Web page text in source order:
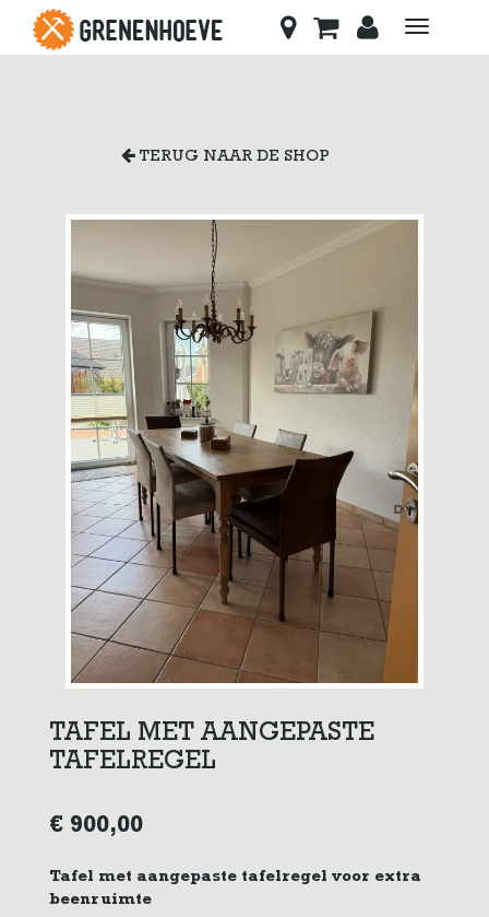
Toggle
TERUG NAAR DE SHOP
TAFEL MET AANGEPASTE
TAFELREGEL
€ 900,00
Tafel met aangepaste tafelregel voor extra
beenruimte